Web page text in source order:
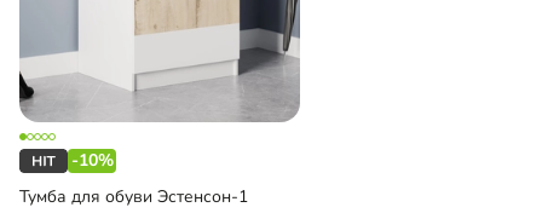
-10%
Тумба для обуви Эстенсон-1